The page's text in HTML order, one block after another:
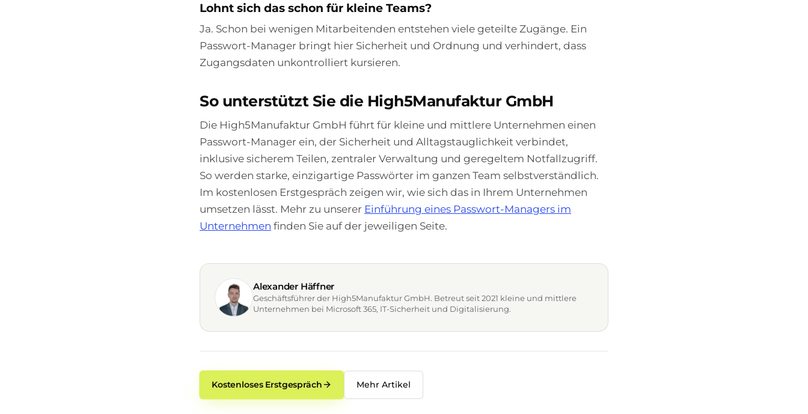
Lohnt sich das schon für kleine Teams?
Ja. Schon bei wenigen Mitarbeitenden entstehen viele geteilte Zugänge. Ein
Passwort-Manager bringt hier Sicherheit und Ordnung und verhindert, dass
Zugangsdaten unkontrolliert kursieren.
So unterstützt Sie die High5Manufaktur GmbH
Die High5Manufaktur GmbH führt für kleine und mittlere Unternehmen einen
Passwort-Manager ein, der Sicherheit und Alltagstauglichkeit verbindet,
inklusive sicherem Teilen, zentraler Verwaltung und geregeltem Notfallzugriff.
So werden starke, einzigartige Passwörter im ganzen Team selbstverständlich.
Im kostenlosen Erstgespräch zeigen wir, wie sich das in Ihrem Unternehmen
umsetzen lässt. Mehr zu unserer Einführung eines Passwort-Managers im
Unternehmen finden Sie auf der jeweiligen Seite.
Alexander Häffner
Geschäftsführer der High5Manufaktur GmbH. Betreut seit 2021 kleine und mittlere
Unternehmen bei Microsoft 365, IT-Sicherheit und Digitalisierung.
Kostenloses Erstgespräch Mehr Artikel